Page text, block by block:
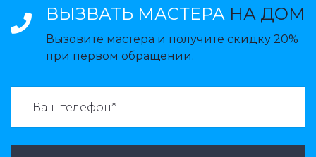
ВЫЗВАТЬ МАСТЕРА НА ДОМ
Вызовите мастера и получите скидку 20%
при первом обращении.